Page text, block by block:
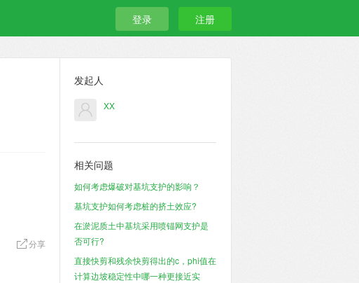
登录 注册
分享
发起人
XX
相关问题
如何考虑爆破对基坑支护的影响？
基坑支护如何考虑桩的挤土效应?
在淤泥质土中基坑采用喷锚网支护是
否可行?
直接快剪和残余快剪得出的c，phi值在
计算边坡稳定性中哪一种更接近实